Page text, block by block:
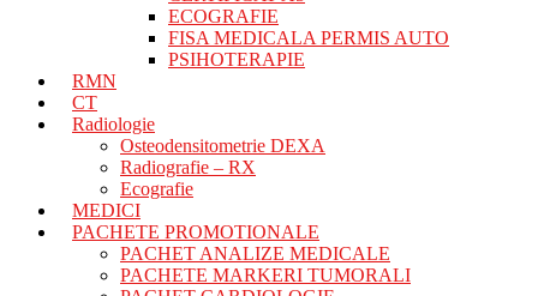
ECOGRAFIE
FISA MEDICALA PERMIS AUTO
PSIHOTERAPIE
RMN
CT
Radiologie
Osteodensitometrie DEXA
Radiografie – RX
Ecografie
MEDICI
PACHETE PROMOTIONALE
PACHET ANALIZE MEDICALE
PACHETE MARKERI TUMORALI